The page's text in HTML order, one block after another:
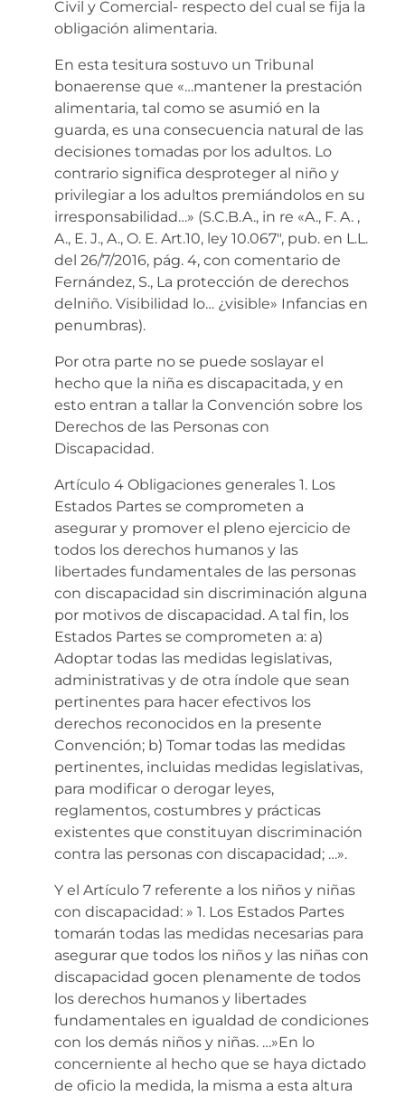
Civil y Comercial- respecto del cual se fija la
obligación alimentaria.
En esta tesitura sostuvo un Tribunal
bonaerense que «…mantener la prestación
alimentaria, tal como se asumió en la
guarda, es una consecuencia natural de las
decisiones tomadas por los adultos. Lo
contrario significa desproteger al niño y
privilegiar a los adultos premiándolos en su
irresponsabilidad…» (S.C.B.A., in re «A., F. A. ,
A., E. J., A., O. E. Art.10, ley 10.067″, pub. en L.L.
del 26/7/2016, pág. 4, con comentario de
Fernández, S., La protección de derechos
delniño. Visibilidad lo… ¿visible» Infancias en
penumbras).
Por otra parte no se puede soslayar el
hecho que la niña es discapacitada, y en
esto entran a tallar la Convención sobre los
Derechos de las Personas con
Discapacidad.
Artículo 4 Obligaciones generales 1. Los
Estados Partes se comprometen a
asegurar y promover el pleno ejercicio de
todos los derechos humanos y las
libertades fundamentales de las personas
con discapacidad sin discriminación alguna
por motivos de discapacidad. A tal fin, los
Estados Partes se comprometen a: a)
Adoptar todas las medidas legislativas,
administrativas y de otra índole que sean
pertinentes para hacer efectivos los
derechos reconocidos en la presente
Convención; b) Tomar todas las medidas
pertinentes, incluidas medidas legislativas,
para modificar o derogar leyes,
reglamentos, costumbres y prácticas
existentes que constituyan discriminación
contra las personas con discapacidad; …».
Y el Artículo 7 referente a los niños y niñas
con discapacidad: » 1. Los Estados Partes
tomarán todas las medidas necesarias para
asegurar que todos los niños y las niñas con
discapacidad gocen plenamente de todos
los derechos humanos y libertades
fundamentales en igualdad de condiciones
con los demás niños y niñas. …»En lo
concerniente al hecho que se haya dictado
de oficio la medida, la misma a esta altura